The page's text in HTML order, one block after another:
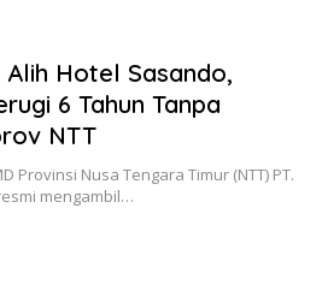
Hotel Sasando,
6 Tahun Tanpa
NTT
Provinsi Nusa Tengara Timur (NTT) PT.
mengambil…